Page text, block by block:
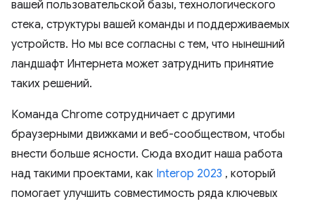
вашей пользовательской базы, технологического
стека, структуры вашей команды и поддерживаемых
устройств. Но мы все согласны с тем, что нынешний
ландшафт Интернета может затруднить принятие
таких решений.
Команда Chrome сотрудничает с другими
браузерными движками и веб-сообществом, чтобы
внести больше ясности. Сюда входит наша работа
над такими проектами, как Interop 2023 , который
помогает улучшить совместимость ряда ключевых